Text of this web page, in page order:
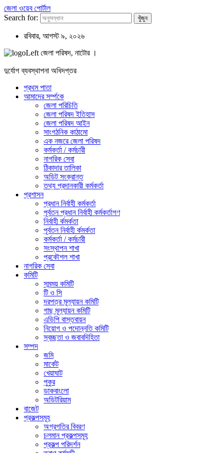
জেলা ওয়েব পোর্টাল
Search for:
রবিবার, আগস্ট ৯, ২০২৬
জেলা পরিষদ, নাটোর ।
দুর্যোগ ব্যবস্থাপনা অধিদপ্তর
প্রথম পাতা
আমাদের সর্ম্পকে
জেলা পরিচিতি
জেলা পরিষদ ইতিহাস
জেলা পরিষদ আইন
সাংগঠনিক কাঠামো
এক নজরে জেলা পরিষদ
কর্মকর্তা / কর্মচারী
নাগরিক সেবা
ঠিকাদার তালিকা
অডিট সংক্রান্ত
তথ্য প্রদানকারী কর্মকর্তা
প্রশাসন
প্রধান নির্বাহী কর্মকর্তা
পূর্বতন প্রধান নির্বাহী কর্মকর্তাগণ
নির্বাহী র্কমর্কতা
পূর্বতন নির্বাহী র্কমর্কতা
কর্মকর্তা / কর্মচারী
সংস্থাপন শাখা
প্রকৌশল শাখা
নাগরিক সেবা
কমিটি
সমন্ময় কমিটি
টি ও সি
দরপত্র মূল্যায়ন কমিটি
গাছ মূল্যায়ন কমিটি
এডিপি বাস্তবায়ন
নিয়োগ ও পদোন্নতি কমিটি
স্বচ্ছতা ও জবাবদিহিতা
সম্পদ
জমি
মার্কেট
খেয়াঘাট
পুকুর
ডাকবাংলো
অডিটরিয়াম
বাজেট
প্রকল্পসমূহ
অগ্রগতির বিবরণ
চলমান প্রকল্পসমূহ
প্রকল্প পরিদর্শন